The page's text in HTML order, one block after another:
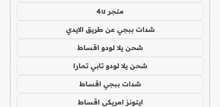
متجر 4u
شدات ببجي عن طريق الايدي
شحن يلا لودو اقساط
شحن يلا لودو تابي تمارا
شدات ببجي اقساط
ايتونز امريكي اقساط